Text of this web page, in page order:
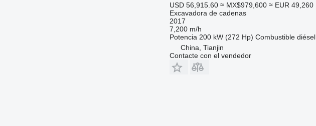
USD 56,915.60 ≈ MX$979,600 ≈ EUR 49,260
Excavadora de cadenas
2017
7,200 m/h
Potencia 200 kW (272 Hp) Combustible diésel
China, Tianjin
Contacte con el vendedor